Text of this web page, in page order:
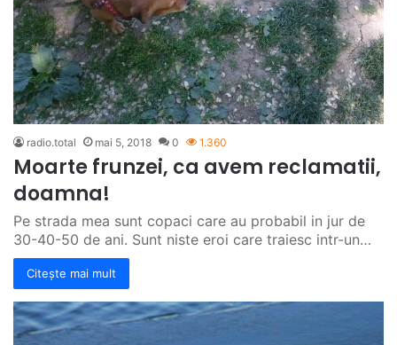
radio.total mai 5, 2018 0 1.360
Moarte frunzei, ca avem reclamatii,
doamna!
Pe strada mea sunt copaci care au probabil in jur de
30-40-50 de ani. Sunt niste eroi care traiesc intr-un…
Citește mai mult